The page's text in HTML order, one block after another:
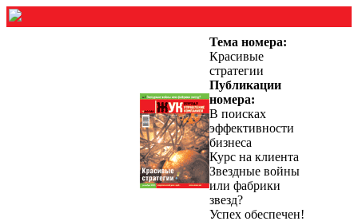
Тема номера:
Красивые
стратегии
Публикации
номера:
В поисках
эффективности
бизнеса
Курс на клиента
Звездные войны
или фабрики
звезд?
Успех обеспечен!